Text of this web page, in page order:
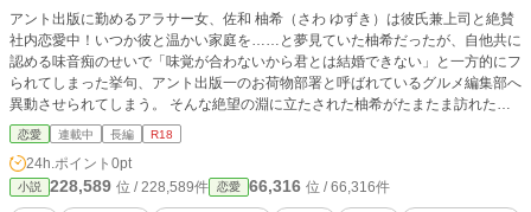
アント出版に勤めるアラサー女、佐和 柚希（さわ ゆずき）は彼氏兼上司と絶賛
社内恋愛中！いつか彼と温かい家庭を……と夢見ていた柚希だったが、自他共に
認める味音痴のせいで「味覚が合わないから君とは結婚できない」と一方的にフ
られてしまった挙句、アント出版一のお荷物部署と呼ばれているグルメ編集部へ
異動させられてしまう。 そんな絶望の淵に立たされた柚希がたまたま訪れたの
が和食料理店「志の田」。味もさることながらそこで働く料理人の発条 翔太郎
（はつじょう しょうたろう）に、柚希はハートも胃袋も見事に打ち抜か
れ……。 味音痴なグルメ雑誌編集者でポジティブアラサー女の、恋と仕事を一
生懸命頑張るお話。
恋愛 連載中 長編 R18
24h.ポイント 0pt
小説 228,589 位 / 228,589件 恋愛 66,316 位 / 66,316件